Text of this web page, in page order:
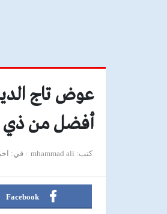
عوض تاج
أفضل من ذي
كتب mhammad ali في
Facebook